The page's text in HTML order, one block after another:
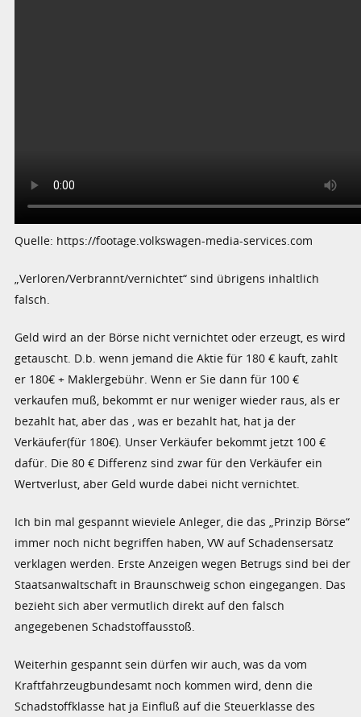
Quelle: https://footage.volkswagen-media-services.com
„Verloren/Verbrannt/vernichtet“ sind übrigens inhaltlich
falsch.
Geld wird an der Börse nicht vernichtet oder erzeugt, es wird
getauscht. D.b. wenn jemand die Aktie für 180 € kauft, zahlt
er 180€ + Maklergebühr. Wenn er Sie dann für 100 €
verkaufen muß, bekommt er nur weniger wieder raus, als er
bezahlt hat, aber das , was er bezahlt hat, hat ja der
Verkäufer(für 180€). Unser Verkäufer bekommt jetzt 100 €
dafür. Die 80 € Differenz sind zwar für den Verkäufer ein
Wertverlust, aber Geld wurde dabei nicht vernichtet.
Ich bin mal gespannt wieviele Anleger, die das „Prinzip Börse“
immer noch nicht begriffen haben, VW auf Schadensersatz
verklagen werden. Erste Anzeigen wegen Betrugs sind bei der
Staatsanwaltschaft in Braunschweig schon eingegangen. Das
bezieht sich aber vermutlich direkt auf den falsch
angegebenen Schadstoffausstoß.
Weiterhin gespannt sein dürfen wir auch, was da vom
Kraftfahrzeugbundesamt noch kommen wird, denn die
Schadstoffklasse hat ja Einfluß auf die Steuerklasse des